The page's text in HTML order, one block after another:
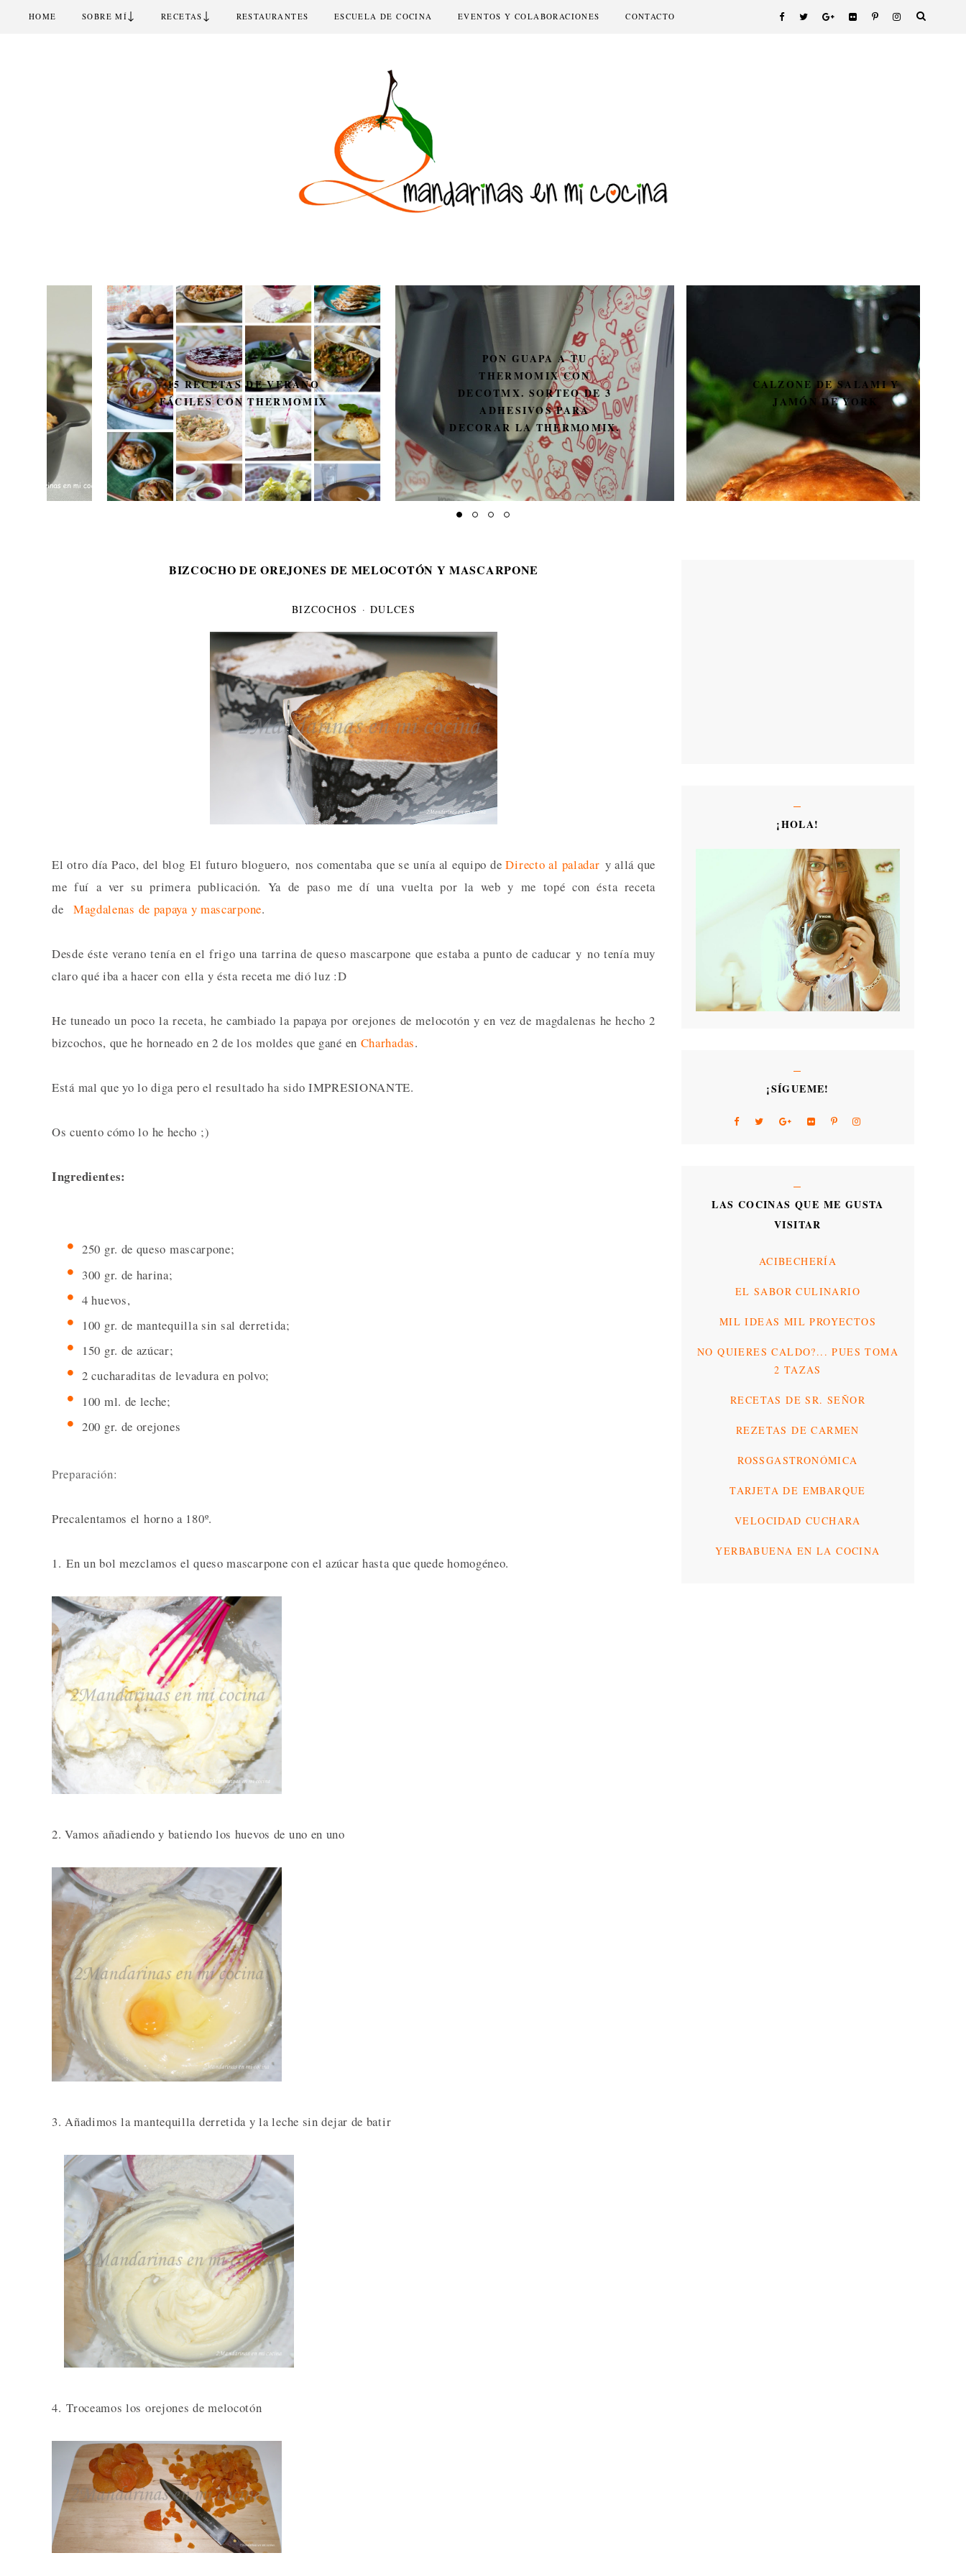
HOME SOBRE MÍ↓ RECETAS ↓ RESTAURANTES ESCUELA DE COCINA EVENTOS Y COLABORACIONES CONTACTO
15 RECETAS DE VERANO
FÁCILES CON THERMOMIX
PON GUAPA A TU
THERMOMIX CON
DECOTMX. SORTEO DE 3
ADHESIVOS PARA
DECORAR LA THERMOMIX.
CALZONE DE SALAMI Y
JAMÓN DE YORK
BIZCOCHO DE OREJONES DE MELOCOTÓN Y MASCARPONE
BIZCOCHOS · DULCES
El otro día Paco, del blog El futuro bloguero, nos comentaba que se unía al equipo deDirecto al paladar y allá que
me fuí a ver su primera publicación. Ya de paso me dí una vuelta por la web y me topé con ésta receta
de Magdalenas de papaya y mascarpone.
Desde éste verano tenía en el frigo una tarrina de queso mascarpone que estaba a punto de caducar y no tenía muy
claro qué iba a hacer con ella y ésta receta me dió luz :D
He tuneado un poco la receta, he cambiado la papaya por orejones de melocotón y en vez de magdalenas he hecho 2
bizcochos, que he horneado en 2 de los moldes que gané en Charhadas.
Está mal que yo lo diga pero el resultado ha sido IMPRESIONANTE.
Os cuento cómo lo he hecho ;)
Ingredientes:
250 gr. de queso mascarpone;
300 gr. de harina;
4 huevos,
100 gr. de mantequilla sin sal derretida;
150 gr. de azúcar;
2 cucharaditas de levadura en polvo;
100 ml. de leche;
200 gr. de orejones
Preparación:
Precalentamos el horno a 180º.
1. En un bol mezclamos el queso mascarpone con el azúcar hasta que quede homogéneo.
2. Vamos añadiendo y batiendo los huevos de uno en uno
3. Añadimos la mantequilla derretida y la leche sin dejar de batir
4. Troceamos los orejones de melocotón
¡HOLA!
¡SÍGUEME!
LAS COCINAS QUE ME GUSTA
VISITAR
ACIBECHERÍA
EL SABOR CULINARIO
MIL IDEAS MIL PROYECTOS
NO QUIERES CALDO?... PUES TOMA
2 TAZAS
RECETAS DE SR. SEÑOR
REZETAS DE CARMEN
ROSSGASTRONÓMICA
TARJETA DE EMBARQUE
VELOCIDAD CUCHARA
YERBABUENA EN LA COCINA